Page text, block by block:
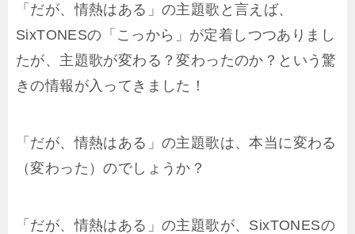
「だが、情熱はある」の主題歌と言えば、
SixTONESの「こっから」が定着しつつありまし
たが、主題歌が変わる？変わったのか？という驚
きの情報が入ってきました！
「だが、情熱はある」の主題歌は、本当に変わる
（変わった）のでしょうか？
「だが、情熱はある」の主題歌が、SixTONESの